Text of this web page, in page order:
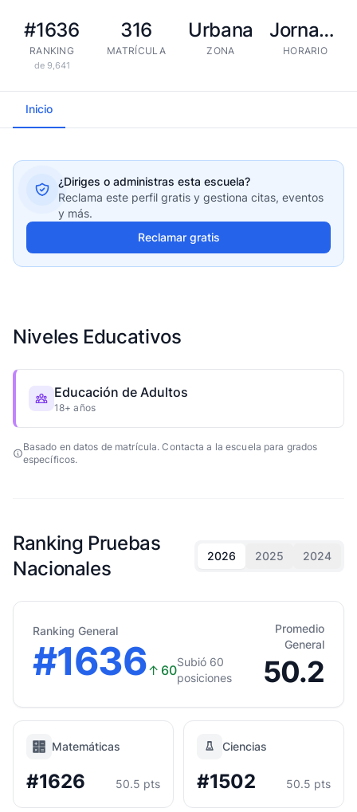
#1636
RANKING
de 9,641
316
MATRÍCULA
Urbana
ZONA
Jornada extendida
HORARIO
Inicio
¿Diriges o administras esta escuela?
Reclama este perfil gratis y gestiona citas, eventos
y más.
Reclamar gratis
Niveles Educativos
Educación de Adultos
18+ años
Basado en datos de matrícula. Contacta a la escuela para grados
específicos.
Ranking Pruebas
Nacionales
2026 2025 2024
Ranking General
#1636↑ 60
Subió 60
posiciones
Promedio
General
50.2
Matemáticas
#1626 50.5 pts
Ciencias
#1502 50.5 pts